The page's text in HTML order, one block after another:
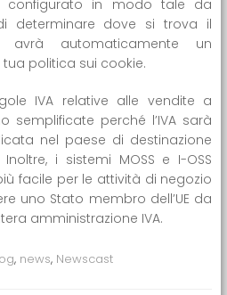
configurato in modo tale da
determinare dove si trova il
avrà automaticamente un
politica sui cookie.
IVA relative alle vendite a
semplificate perché l’IVA sarà
nel paese di destinazione
i sistemi MOSS e I-OSS
facile per le attività di negozio
uno Stato membro dell’UE da
amministrazione IVA.
, news, Newscast